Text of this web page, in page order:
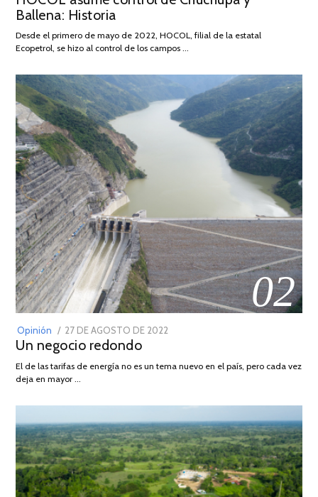
2026
Ballena: Historia
Desde el primero de mayo de 2022, HOCOL, filial de la estatal
Ecopetrol, se hizo al control de los campos …
02
Opinión
POSTED
ON
27 DE AGOSTO DE 2022
DE
Un negocio redondo
El de las tarifas de energía no es un tema nuevo en el país, pero cada vez
deja en mayor …